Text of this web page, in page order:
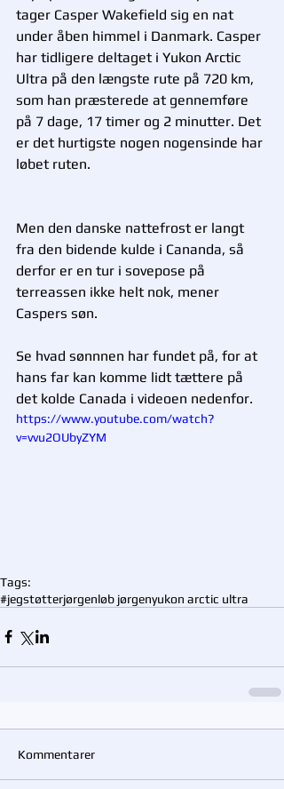
tager Casper Wakefield sig en nat
under åben himmel i Danmark. Casper
har tidligere deltaget i Yukon Arctic
Ultra på den længste rute på 720 km,
som han præsterede at gennemføre
på 7 dage, 17 timer og 2 minutter. Det
er det hurtigste nogen nogensinde har
løbet ruten.
Men den danske nattefrost er langt
fra den bidende kulde i Cananda, så
derfor er en tur i sovepose på
terreassen ikke helt nok, mener
Caspers søn.
Se hvad sønnnen har fundet på, for at
hans far kan komme lidt tættere på
det kolde Canada i videoen nedenfor.
https://www.youtube.com/watch?
v=vvu2OUbyZYM
Tags:
#jegstøtterjørgenløb jørgenyukon arctic ultra
Kommentarer